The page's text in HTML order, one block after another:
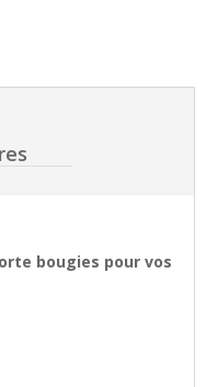
bougies pour vos